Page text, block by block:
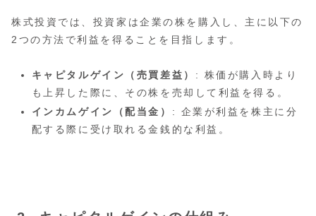
株式投資では、投資家は企業の株を購入し、主に以下の
2つの方法で利益を得ることを目指します。
キャピタルゲイン（売買差益） : 株価が購入時より
も上昇した際に、その株を売却して利益を得る。
インカムゲイン（配当金） : 企業が利益を株主に分
配する際に受け取れる金銭的な利益。